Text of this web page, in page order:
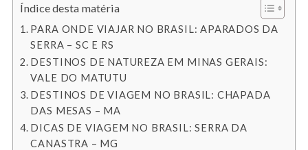
Índice desta matéria
PARA ONDE VIAJAR NO BRASIL: APARADOS DA
SERRA – SC E RS
DESTINOS DE NATUREZA EM MINAS GERAIS:
VALE DO MATUTU
DESTINOS DE VIAGEM NO BRASIL: CHAPADA
DAS MESAS – MA
DICAS DE VIAGEM NO BRASIL: SERRA DA
CANASTRA – MG